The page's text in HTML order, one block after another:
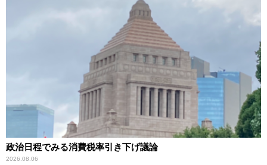
政治日程でみる消費税率引き下げ議論
2026.08.06